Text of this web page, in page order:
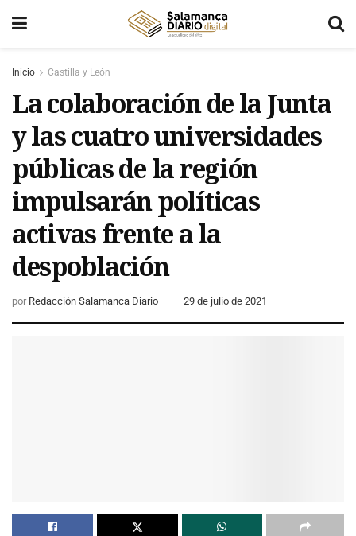
Inicio Castilla y León
La colaboración de la Junta
y las cuatro universidades
públicas de la región
impulsarán políticas
activas frente a la
despoblación
por Redacción Salamanca Diario 29 de julio de 2021